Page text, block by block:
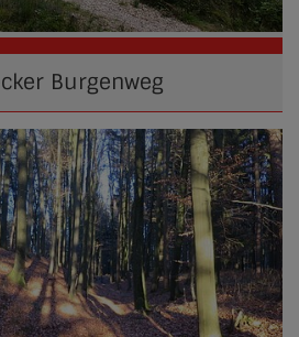
Burgenweg